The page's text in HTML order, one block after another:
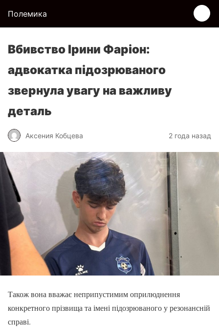
Полемика
Вбивство Ірини Фаріон:
адвокатка підозрюваного
звернула увагу на важливу
деталь
Аксения Кобцева 2 года назад
Також вона вважає неприпустимим оприлюднення
конкретного прізвища та імені підозрюваного у резонансній
справі.